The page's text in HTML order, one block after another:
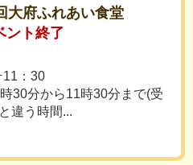
大府ふれあい食堂
ント終了
11：30
30分から11時30分まで(受
違う時間...